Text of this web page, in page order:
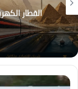
القطار